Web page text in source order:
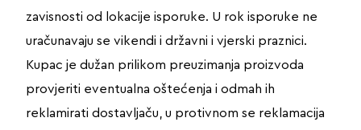
zavisnosti od lokacije isporuke. U rok isporuke ne
uračunavaju se vikendi i državni i vjerski praznici.
Kupac je dužan prilikom preuzimanja proizvoda
provjeriti eventualna oštećenja i odmah ih
reklamirati dostavljaču, u protivnom se reklamacija